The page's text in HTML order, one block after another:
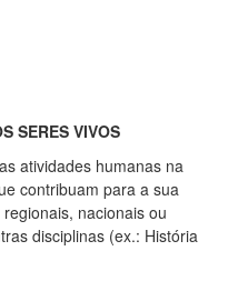
SERES VIVOS
atividades humanas na
contribuam para a sua
nacionais ou
disciplinas (ex.: História